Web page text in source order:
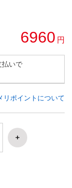
6960 円
払いで
リポイントについて